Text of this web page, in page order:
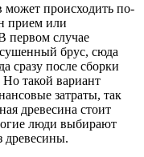
может происходить по-
прием или
первом случае
брус, сюда
сразу после сборки
такой вариант
затраты, так
древесина стоит
люди выбирают
древесины.